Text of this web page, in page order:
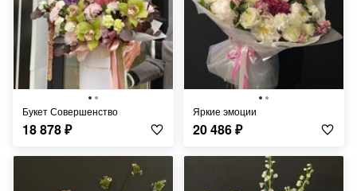
Букет Совершенство
18 878₽
Яркие эмоции
20 486₽